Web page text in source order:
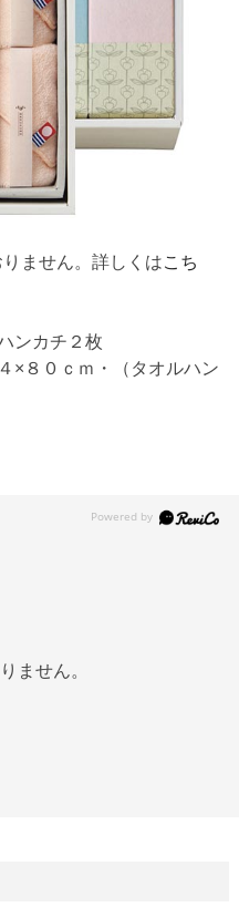
ません。詳しくはこち
ンカチ２枚
×８０ｃｍ・（タオルハン
ません。